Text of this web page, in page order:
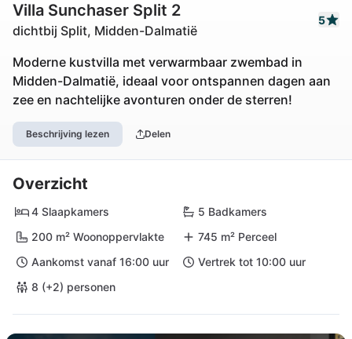
Villa Sunchaser Split 2
dichtbij Split, Midden-Dalmatië
5
Moderne kustvilla met verwarmbaar zwembad in
Midden-Dalmatië, ideaal voor ontspannen dagen aan
zee en nachtelijke avonturen onder de sterren!
Beschrijving lezen Delen
Overzicht
4 Slaapkamers
5 Badkamers
200 m² Woonoppervlakte
745 m² Perceel
Aankomst vanaf 16:00 uur
Vertrek tot 10:00 uur
8 (+2) personen